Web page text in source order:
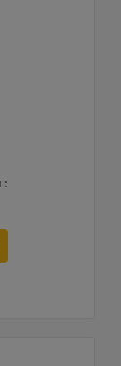
: